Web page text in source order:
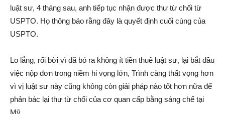
luật sư, 4 tháng sau, anh tiếp tục nhận được thư từ chối từ
USPTO. Họ thông báo rằng đây là quyết định cuối cùng của
USPTO.
Lo lắng, rối bời vì đã bỏ ra không ít tiền thuê luật sư, lại bắt đầu
việc nộp đơn trong niềm hi vọng lớn, Trình càng thất vọng hơn
vì vị luật sư này cũng không còn giải pháp nào tốt hơn nữa để
phản bác lại thư từ chối của cơ quan cấp bằng sáng chế tại